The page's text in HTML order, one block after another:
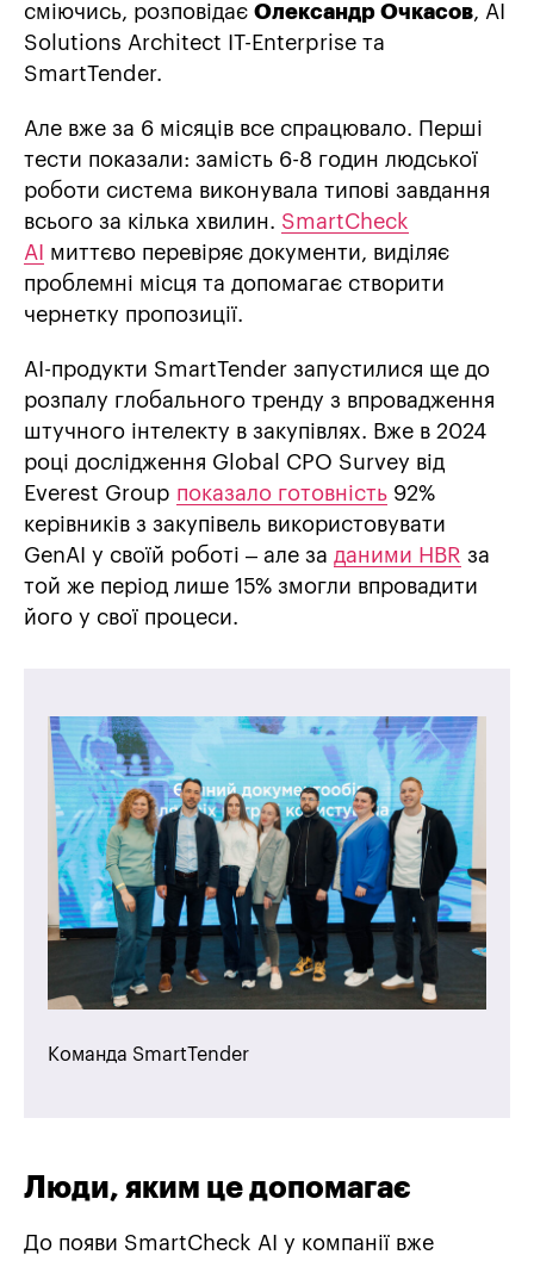
сміючись, розповідає Олександр Очкасов, AI
Solutions Architect IT-Enterprise та
SmartTender.
Але вже за 6 місяців все спрацювало. Перші
тести показали: замість 6-8 годин людської
роботи система виконувала типові завдання
всього за кілька хвилин. SmartCheck
AI
миттєво перевіряє документи, виділяє
проблемні місця та допомагає створити
чернетку пропозиції.
AI-продукти SmartTender запустилися ще до
розпалу глобального тренду з впровадження
штучного інтелекту в закупівлях. Вже в 2024
році дослідження Global CPO Survey від
Everest Group показало готовність 92%
керівників з закупівель використовувати
GenAI у своїй роботі – але за даними HBR за
той же період лише 15% змогли впровадити
його у свої процеси.
Команда SmartTender
Люди, яким це допомагає
До появи SmartCheck AI у компанії вже